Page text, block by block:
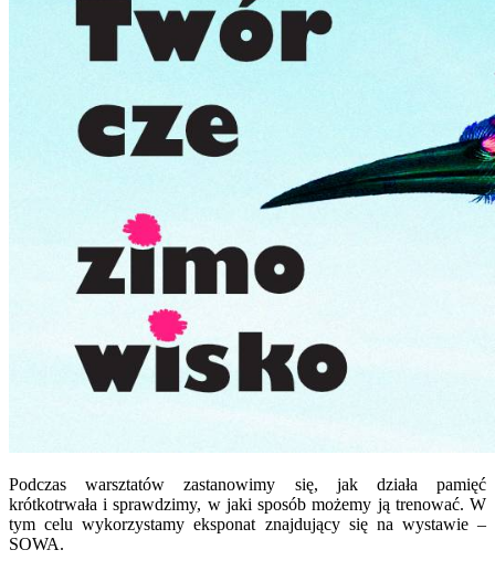
Podczas warsztatów zastanowimy się, jak działa pamięć
krótkotrwała i sprawdzimy, w jaki sposób możemy ją trenować. W
tym celu wykorzystamy eksponat znajdujący się na wystawie –
SOWA.